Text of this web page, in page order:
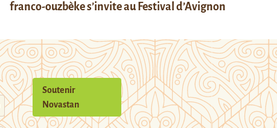
franco-ouzbèke s’invite au Festival d’Avignon
Soutenir
Novastan